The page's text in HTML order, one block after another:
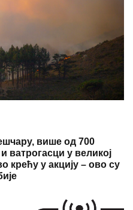
више од 700
ватрогасци у великој
крећу у акцију – ово су